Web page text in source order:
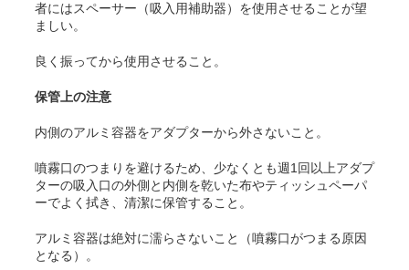
者にはスペーサー（吸入用補助器）を使用させることが望
ましい。
良く振ってから使用させること。
保管上の注意
内側のアルミ容器をアダプターから外さないこと。
噴霧口のつまりを避けるため、少なくとも週1回以上アダプ
ターの吸入口の外側と内側を乾いた布やティッシュペーパ
ーでよく拭き、清潔に保管すること。
アルミ容器は絶対に濡らさないこと（噴霧口がつまる原因
となる）。